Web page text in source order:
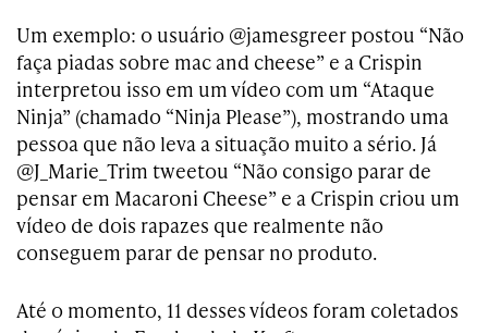
Um exemplo: o usuário @jamesgreer postou “Não
faça piadas sobre mac and cheese” e a Crispin
interpretou isso em um vídeo com um “Ataque
Ninja” (chamado “Ninja Please”), mostrando uma
pessoa que não leva a situação muito a sério. Já
@J_Marie_Trim tweetou “Não consigo parar de
pensar em Macaroni Cheese” e a Crispin criou um
vídeo de dois rapazes que realmente não
conseguem parar de pensar no produto.
Até o momento, 11 desses vídeos foram coletados